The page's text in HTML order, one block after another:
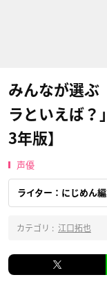
みんなが選ぶ
ラといえば？
3年版】
声優
ライター：にじめん
カテゴリ : 江口拓也